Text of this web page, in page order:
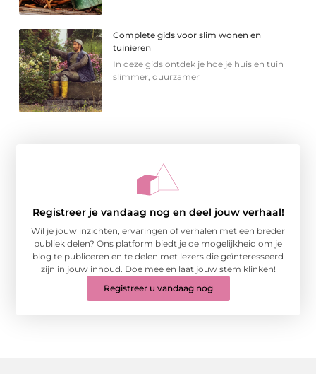
Complete gids voor slim wonen en
tuinieren
In deze gids ontdek je hoe je huis en tuin
slimmer, duurzamer
Registreer je vandaag nog en deel jouw verhaal!
Wil je jouw inzichten, ervaringen of verhalen met een breder
publiek delen? Ons platform biedt je de mogelijkheid om je
blog te publiceren en te delen met lezers die geïnteresseerd
zijn in jouw inhoud. Doe mee en laat jouw stem klinken!
Registreer u vandaag nog